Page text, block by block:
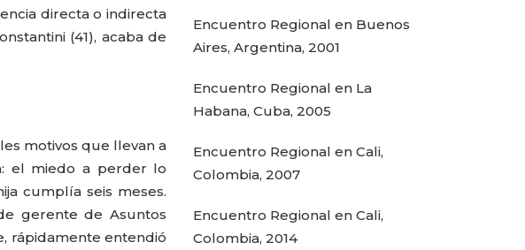
directa o indirecta
(41), acaba de
motivos que llevan a
el miedo a perder lo
cumplía seis meses.
gerente de Asuntos
rápidamente entendió
Encuentro Regional en Buenos
Aires, Argentina, 2001
Encuentro Regional en La
Habana, Cuba, 2005
Encuentro Regional en Cali,
Colombia, 2007
Encuentro Regional en Cali,
Colombia, 2014